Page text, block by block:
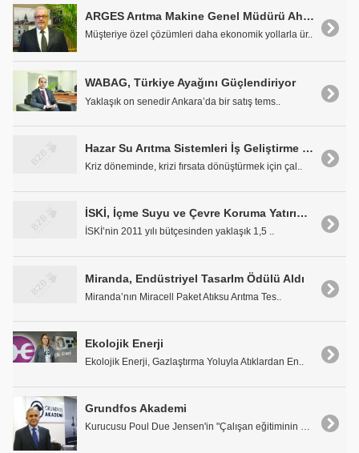
ARGES Arıtma Makine Genel Müdürü Ahmet Işıtman: 'Ekonomik Ürünler Üretmeyi Amaç Edindik'
Müşteriye özel çözümleri daha ekonomik yollarla ür..
WABAG, Türkiye Ayağını Güçlendiriyor
Yaklaşık on senedir Ankara’da bir satış tems..
Hazar Su Arıtma Sistemleri İş Geliştirme ve Stratejik Planlama Sorumlusu Orçin Kelleci: 'Hazar Arıtım, Krizden Güçlenerek Çıktı'
Kriz döneminde, krizi fırsata dönüştürmek için çal..
İSKİ, İçme Suyu ve Çevre Koruma Yatırımlarına 1,5 Milyar TL Ayırdı
İSKİ’nin 2011 yılı bütçesinden yaklaşık 1,5 ..
Miranda, Endüstriyel TasarIm Ödülü Aldı
Miranda’nın Miracell Paket Atıksu Arıtma Tes..
Ekolojik Enerji
Ekolojik Enerji, Gazlaştırma Yoluyla Atıklardan En..
Grundfos Akademi
Kurucusu Poul Due Jensen'in "Çalışan eğitiminin ma..